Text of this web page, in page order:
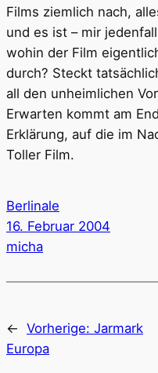
Films ziemlich nach,
und es ist – mir
wohin der Film
durch? Steckt
all den unheimlichen
Erwarten kommt am
Erklärung, auf die im
Toller Film.
Berlinale
16. Februar 2004
micha
← Vorherige: Jarmark
Europa